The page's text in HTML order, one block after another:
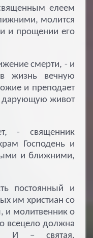
елеем
молится
и прощении его
смерти, - и
в жизнь вечную
и преподает
дарующую живот
- священник
Господень и
и ближними,
постоянный и
им христиан со
и молитвенник о
всецело должна
И – святая,